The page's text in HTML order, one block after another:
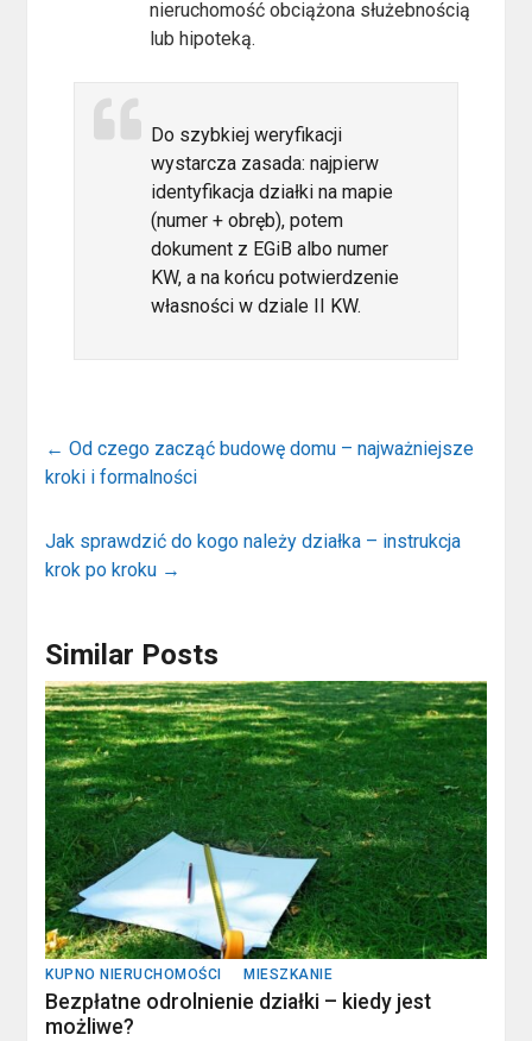
nieruchomość obciążona służebnością
lub hipoteką.
Do szybkiej weryfikacji
wystarcza zasada: najpierw
identyfikacja działki na mapie
(numer + obręb), potem
dokument z EGiB albo numer
KW, a na końcu potwierdzenie
własności w dziale II KW.
← Od czego zacząć budowę domu – najważniejsze
kroki i formalności
Jak sprawdzić do kogo należy działka – instrukcja
krok po kroku →
Similar Posts
KUPNO NIERUCHOMOŚCI MIESZKANIE
Bezpłatne odrolnienie działki – kiedy jest
możliwe?